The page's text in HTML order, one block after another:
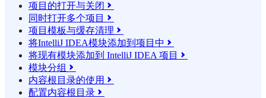
项目的打开与关闭 
同时打开多个项目 
项目模板与缓存清理 
将IntelliJ IDEA模块添加到项目中 
将现有模块添加到 IntelliJ IDEA 项目 
模块分组 
内容根目录的使用 
配置内容根目录 